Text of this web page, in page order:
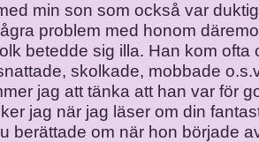
min son som också var
problem med honom
betedde sig illa. Han kom ofta
skolkade, mobbade
jag att tänka att han var för
jag när jag läser om din
berättade om när hon började